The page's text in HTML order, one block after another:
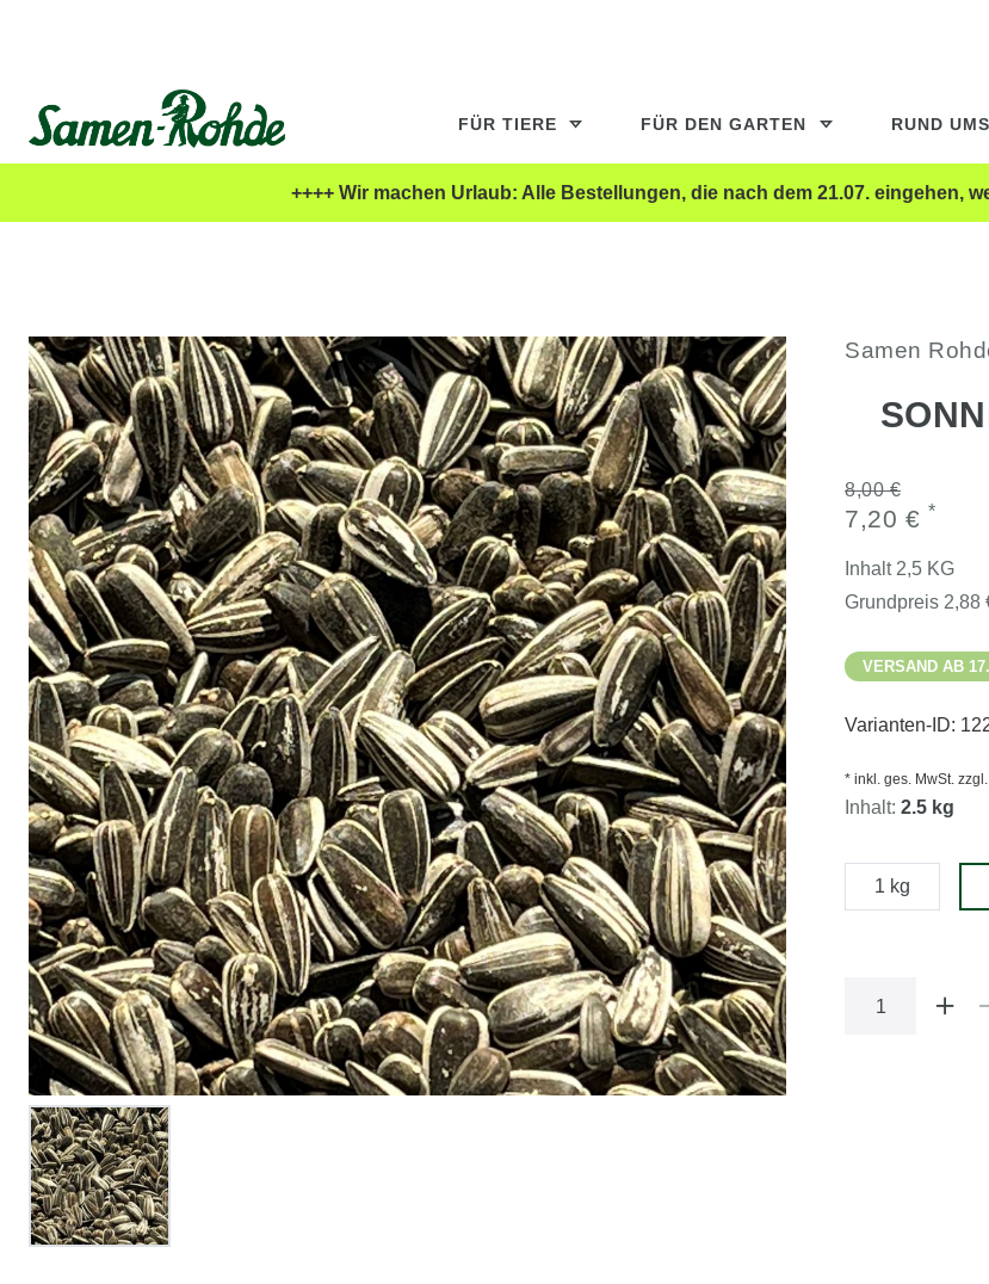
FÜR TIERE FÜR DEN GARTEN RUND
++++ Wir machen Urlaub: Alle Bestellungen, die nach dem 21.07. eingehen,
Samen
8,00 €
7,20 € *
Inhalt 2,5 KG
Grundpreis 2,88
VERSAND AB
Varianten-ID:
* inkl. ges. MwSt. zzgl.
Inhalt: 2.5 kg
1 kg